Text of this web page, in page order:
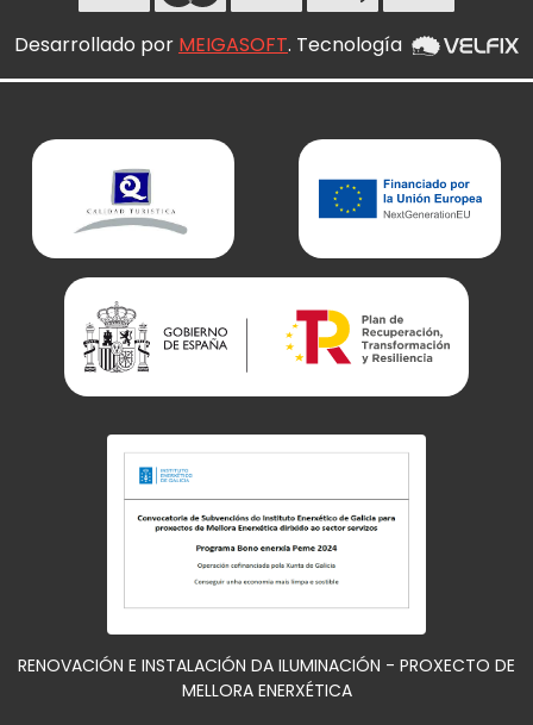
Desarrollado por MEIGASOFT. Tecnología
RENOVACIÓN E INSTALACIÓN DA ILUMINACIÓN - PROXECTO DE
MELLORA ENERXÉTICA